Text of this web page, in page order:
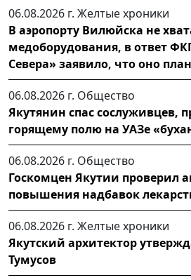
06.08.2026 г. Желтые хроники
В аэропорту Вилюйска не
медоборудования, в ответ
Севера» заявило, что оно
06.08.2026 г. Общество
Якутянин спас сослуживцев,
горящему полю на УАЗе
06.08.2026 г. Общество
Госкомцен Якутии проверил
повышения надбавок
06.08.2026 г. Желтые хроники
Якутский архитектор
Тумусов